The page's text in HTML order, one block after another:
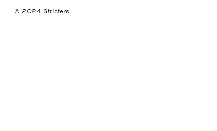
© 2024 Stricters